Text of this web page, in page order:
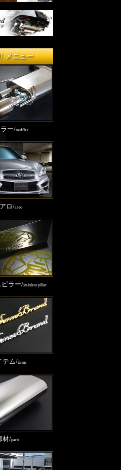
メニュー
ー/muffler
ロ/aero
ピラー/stainless pillar
テム/items
材/parts